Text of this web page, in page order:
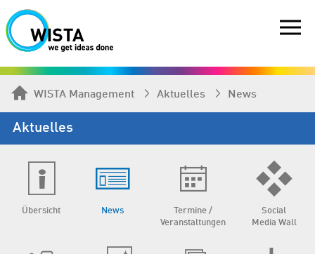
WISTA Management Aktuelles News
Aktuelles
Übersicht News
Termine /
Veranstaltungen
Social
Media Wall